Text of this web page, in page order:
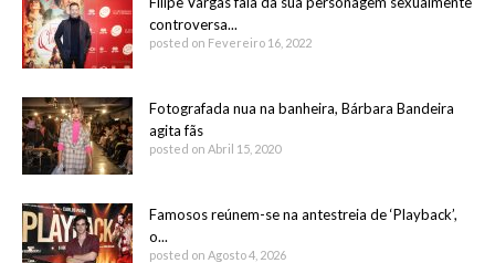
controversa...
posted on Fevereiro 16, 2022
Fotografada nua na banheira, Bárbara Bandeira
agita fãs
posted on Abril 15, 2020
Famosos reúnem-se na antestreia de ‘Playback’,
o...
posted on Agosto 4, 2026